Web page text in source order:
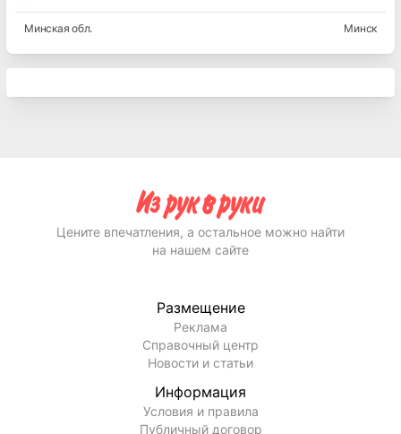
Минская обл. Минск
Цените впечатления, а остальное можно найти
на нашем сайте
Размещение
Реклама
Справочный центр
Новости и статьи
Информация
Условия и правила
Публичный договор